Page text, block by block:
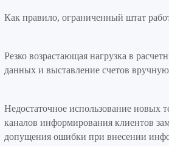
Как правило, ограниченный штат
Резко возрастающая нагрузка в
данных и выставление счетов вручную
Недостаточное использование новых
каналов информирования клиентов
допущения ошибки при внесении